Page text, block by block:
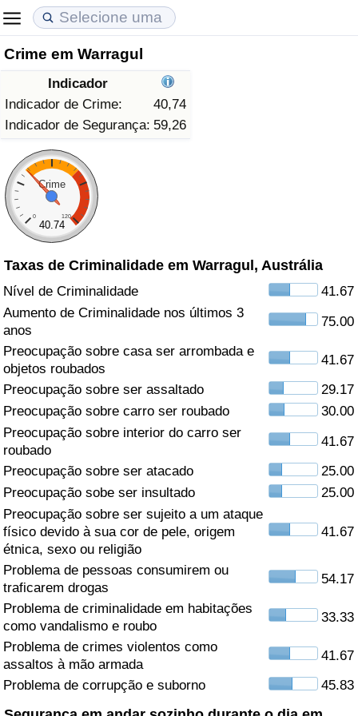
Crime em Warragul
Indicador
Indicador de Crime:
40,74
Indicador de Segurança: 59,26
Crime
0 120
40.74
Taxas de Criminalidade em Warragul, Austrália
Nível de Criminalidade
41.67
Aumento de Criminalidade nos últimos 3
anos
75.00
Preocupação sobre casa ser arrombada e
objetos roubados
41.67
Preocupação sobre ser assaltado
29.17
Preocupação sobre carro ser roubado
30.00
Preocupação sobre interior do carro ser
roubado
41.67
Preocupação sobre ser atacado
25.00
Preocupação sobe ser insultado
25.00
Preocupação sobre ser sujeito a um ataque
físico devido à sua cor de pele, origem
étnica, sexo ou religião
41.67
Problema de pessoas consumirem ou
traficarem drogas
54.17
Problema de criminalidade em habitações
como vandalismo e roubo
33.33
Problema de crimes violentos como
assaltos à mão armada
41.67
Problema de corrupção e suborno
45.83
Custo de Vida
Indicador de Custo de Vida (Atual)
Indicador de Custo de Vida
Indicador de Custo de Vida Por País
em Aqaba
Preços de Imóveis
Indicador de Preços de Imóveis (Atual)
Indicador de Preços de Imóveis
Indicador de Preços de Imóveis por País
Qualidade de Vida
Indicador de Qualidade de Vida
Indicador de Qualidade de Vida (Atual)
Índice de qualidade de vida por país
Crime
Taxa do Indicador de Crime (Atual)
Indicador de Crime
Índice de criminalidade por país
Saúde
Indicador de Saúde (Atual)
Indicador de Saúde
Indicador de Saúde por País
Poluição
Indicador de Poluição (Atual)
Índice de poluição
Indicador de Poluição por País
Trânsito